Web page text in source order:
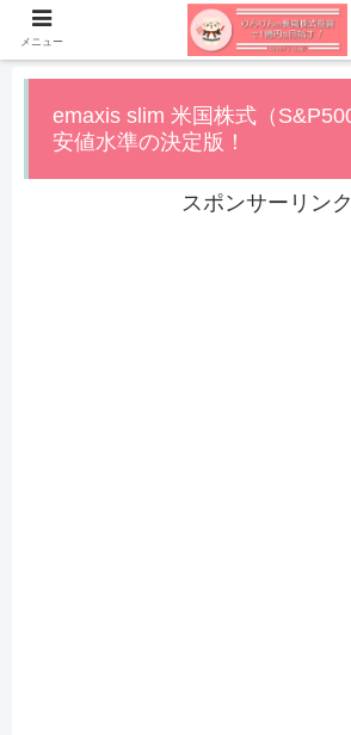
emaxis slim 米国株式（
安値水準の決定版！
スポンサーリンク
メニュー